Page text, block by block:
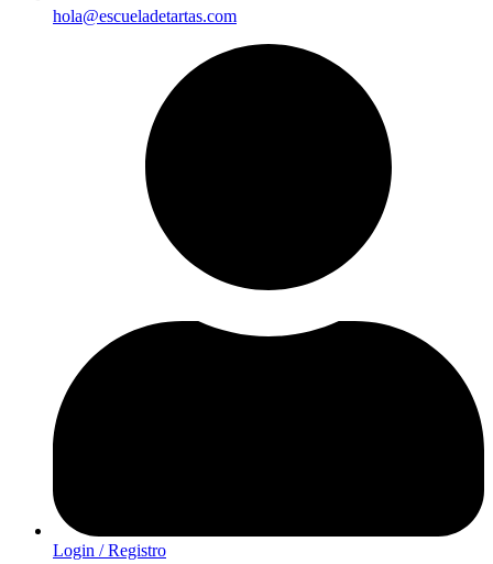
hola@escueladetartas.com
Login / Registro